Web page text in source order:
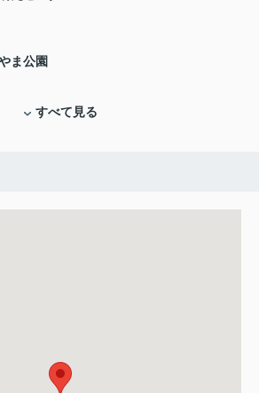
ま公園
すべて見る